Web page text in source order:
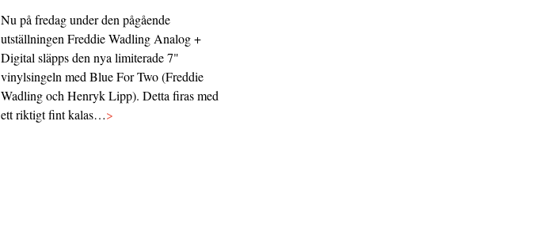
Nu på fredag under den pågående
utställningen Freddie Wadling Analog +
Digital släpps den nya limiterade 7"
vinylsingeln med Blue For Two (Freddie
Wadling och Henryk Lipp). Detta firas med
ett riktigt fint kalas…>